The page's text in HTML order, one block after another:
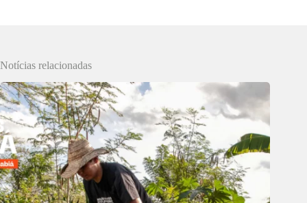
Notícias relacionadas